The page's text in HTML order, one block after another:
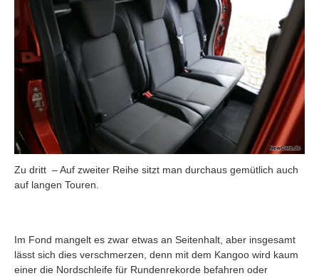
Zu dritt – Auf zweiter Reihe sitzt man durchaus gemütlich auch
auf langen Touren.
Im Fond mangelt es zwar etwas an Seitenhalt, aber insgesamt
lässt sich dies verschmerzen, denn mit dem Kangoo wird kaum
einer die Nordschleife für Rundenrekorde befahren oder